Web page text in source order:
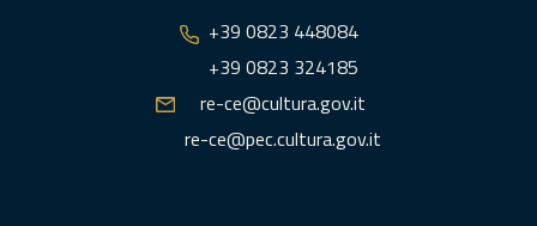
+39 0823 448084
+39 0823 324185
re-ce@cultura.gov.it
re-ce@pec.cultura.gov.it